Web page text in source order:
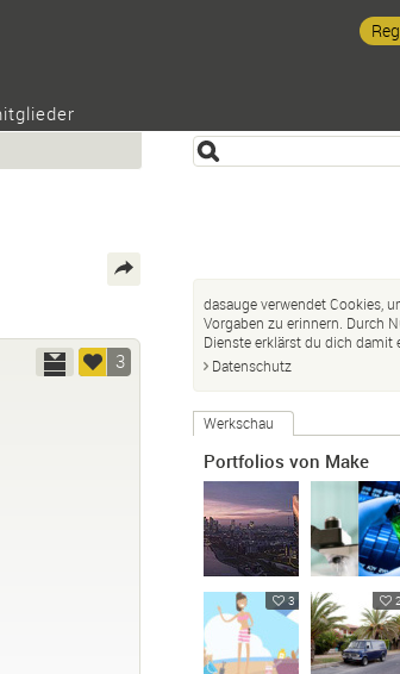
3
dasauge verwendet Cookies,
Vorgaben zu erinnern. Durch
Dienste erklärst du dich damit
Datenschutz
Werkschau
Portfolios von Make
3 2